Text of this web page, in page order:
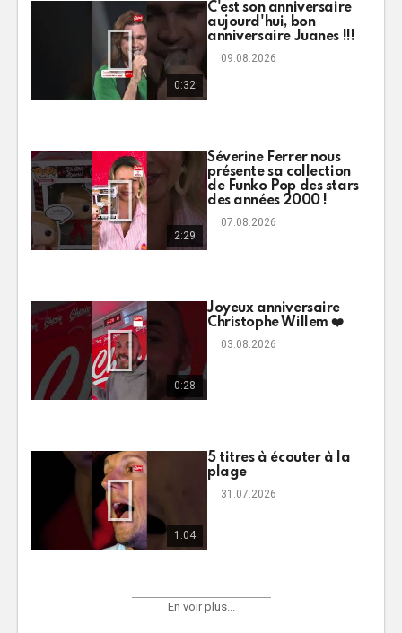
0:32
C'est son anniversaire
aujourd'hui, bon
anniversaire Juanes !!!
09.08.2026
2:29
Séverine Ferrer nous
présente sa collection
de Funko Pop des stars
des années 2000 !
07.08.2026
0:28
Joyeux anniversaire
Christophe Willem ❤️
03.08.2026
1:04
5 titres à écouter à la
plage
31.07.2026
En voir plus...